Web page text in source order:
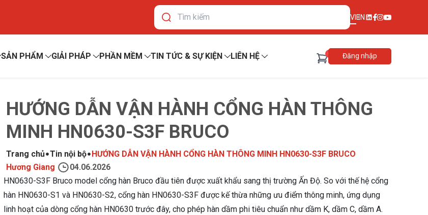
VIEN
SẢN PHẨM GIẢI PHÁP PHẦN MỀM TIN TỨC & SỰ KIỆN LIÊN HỆ 0 Đăng nhập
HƯỚNG DẪN VẬN HÀNH CỔNG HÀN THÔNG
MINH HN0630-S3F BRUCO
Trang chủ Tin nội bộ HƯỚNG DẪN VẬN HÀNH CỔNG HÀN THÔNG MINH HN0630-S3F BRUCO
Hương Giang
04.06.2026
HN0630-S3F Bruco model cổng hàn Bruco đầu tiên được xuất khẩu sang thị trường Ấn Độ. So với thế hệ cổng
hàn HN0630-S1 và HN0630-S2, cổng hàn HN0630-S3F được kế thừa những ưu điểm thông minh, ứng dụng
linh hoạt của dòng cổng hàn HN0630 trước đây, cho phép hàn dầm phi tiêu chuẩn như dầm K, dầm C, dầm A.